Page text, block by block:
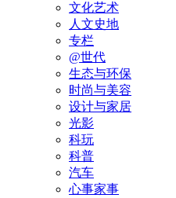
文化艺术
人文史地
专栏
@世代
生态与环保
时尚与美容
设计与家居
光影
科玩
科普
汽车
心事家事